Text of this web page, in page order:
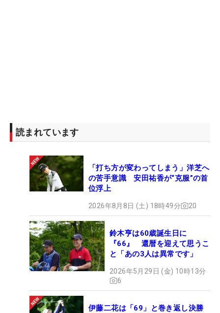
読まれています
「打ち方が変わってしまう」洋芝へ
の苦手意識 安田祐香が“克服”の首
位浮上
2026年8月8日 (土) 18時49分 20
鈴木亨は60歳誕生日に
『66』 還暦を迎えて思うこ
と「あの3人は異常です」
2026年5月29日 (金) 10時13分
6
伊藤二花は「69」と巻き返し決勝